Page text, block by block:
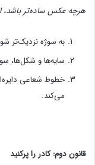
هرچه عکس ساده‌تر باشد،
به سوژه نزدیک‌تر
سایه‌ها و شکل‌ها،
خطوط شعاعی
می‌کند.
قانون دوم: کادر را پرکنید